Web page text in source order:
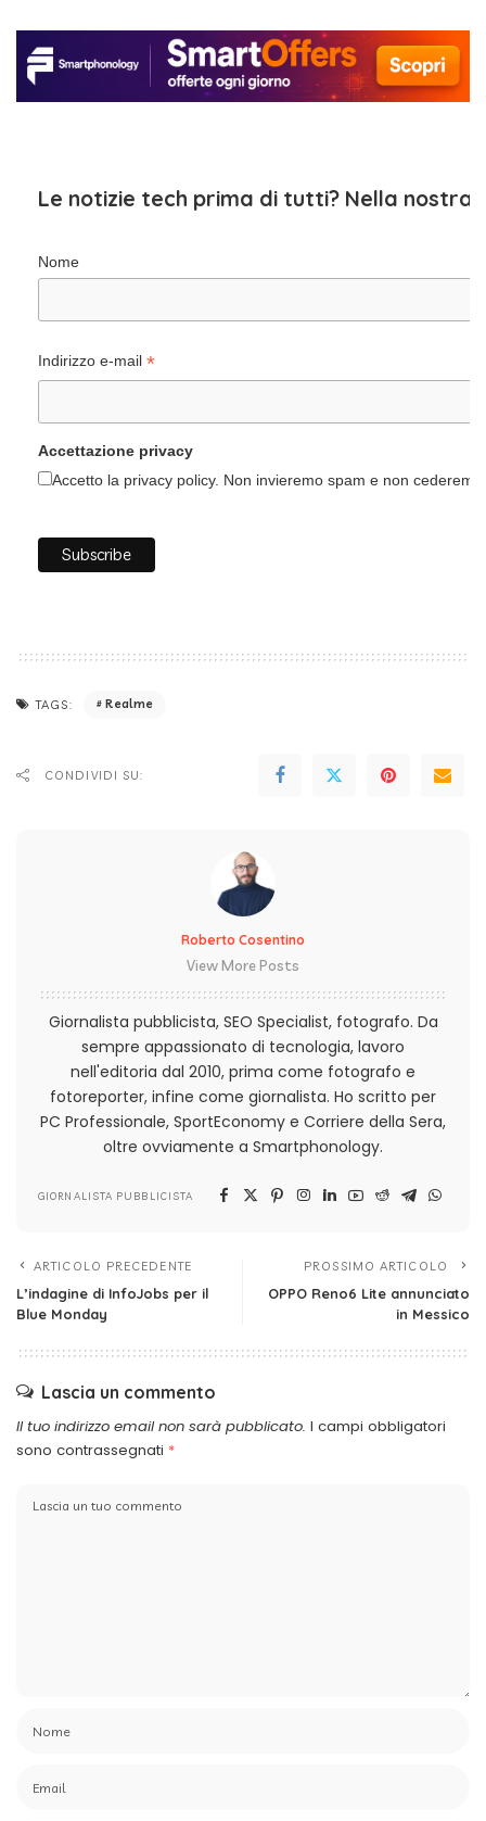
Le notizie tech prima di tutti? Nella nostra
Nome
Indirizzo e-mail *
Accettazione privacy
Accetto la privacy policy. Non invieremo spam e non
TAGS: Realme
CONDIVIDI SU:
Roberto Cosentino
View More Posts
Giornalista pubblicista, SEO Specialist, fotografo. Da
sempre appassionato di tecnologia, lavoro
nell'editoria dal 2010, prima come fotografo e
fotoreporter, infine come giornalista. Ho scritto per
PC Professionale, SportEconomy e Corriere della Sera,
oltre ovviamente a Smartphonology.
GIORNALISTA PUBBLICISTA
ARTICOLO PRECEDENTE
L’indagine di InfoJobs per il
Blue Monday
PROSSIMO ARTICOLO
OPPO Reno6 Lite annunciato
in Messico
Lascia un commento
Il tuo indirizzo email non sarà pubblicato. I campi obbligatori
sono contrassegnati *